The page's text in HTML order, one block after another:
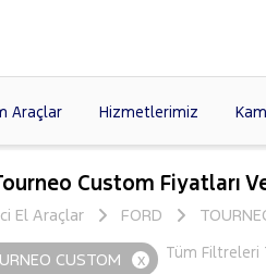
Araçlar Hizmetlerimiz
>
>
FORD (879)
HYUNDAI
Custom Fiyatları
El Araçlar FORD
Tüm Filtreleri
CUSTOM x